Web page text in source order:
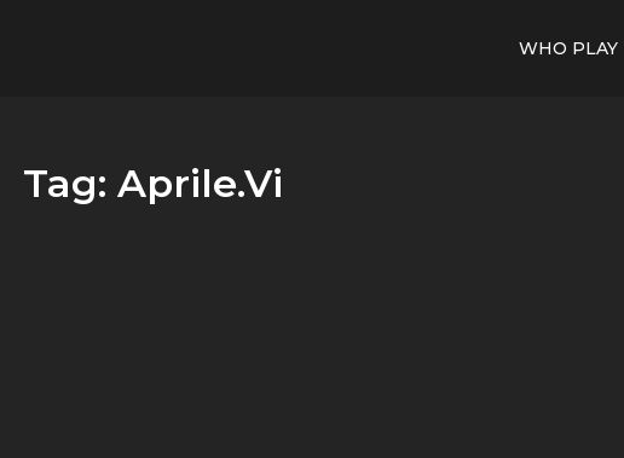
WHO PLAY
Tag: Aprile.Vi